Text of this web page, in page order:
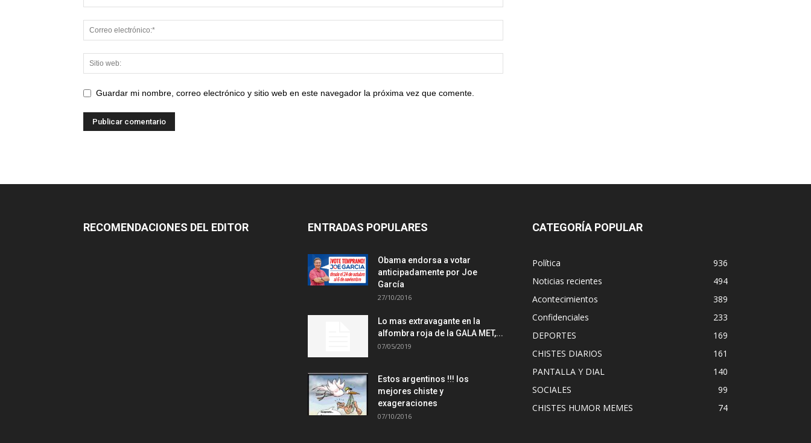
Guardar mi nombre, correo electrónico y sitio web en este navegador la próxima vez que comente.
RECOMENDACIONES DEL EDITOR ENTRADAS POPULARES
Obama endorsa a votar
anticipadamente por Joe
García
27/10/2016
Lo mas extravagante en la
alfombra roja de la GALA MET,...
07/05/2019
Estos argentinos !!! los
mejores chiste y
exageraciones
07/10/2016
CATEGORÍA POPULAR
Política
936
Noticias recientes
494
Acontecimientos
389
Confidenciales
233
DEPORTES
169
CHISTES DIARIOS
161
PANTALLA Y DIAL
140
SOCIALES
99
CHISTES HUMOR MEMES
74